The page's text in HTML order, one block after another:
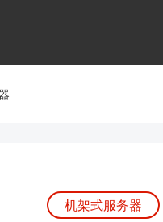
机架式服务器